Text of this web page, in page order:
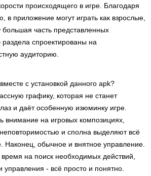
происходящего в игре. Благодаря
в приложение могут играть как взрослые,
большая часть представленных
спроектированы на
аудиторию.
с установкой данного apk?
графику, которая не станет
и даёт особенную изюминку игре.
внимание на игровых композициях,
и сполна выделяют всё
Наконец, обычное и внятное управление.
время на поиск необходимых действий,
управления - всё просто и понятно.